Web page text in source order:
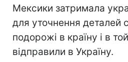
Мексики затримала
для уточнення деталей
подорожі в країну і в
відправили в Україну.